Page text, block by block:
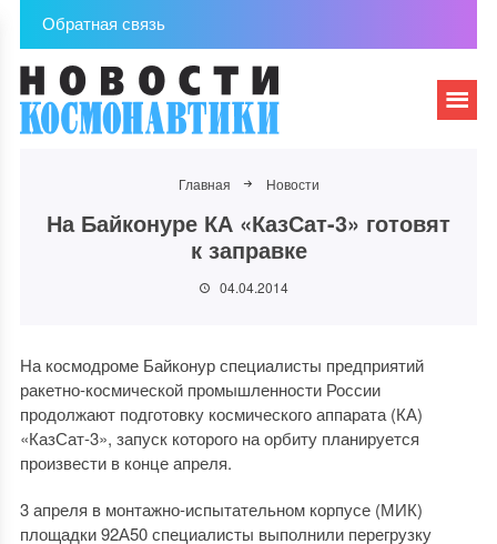
Обратная связь
Главная Новости
На Байконуре КА «КазСат-3» готовят
к заправке
04.04.2014
На космодроме Байконур специалисты предприятий
ракетно-космической промышленности России
продолжают подготовку космического аппарата (КА)
«КазСат-3», запуск которого на орбиту планируется
произвести в конце апреля.
3 апреля в монтажно-испытательном корпусе (МИК)
площадки 92А50 специалисты выполнили перегрузку